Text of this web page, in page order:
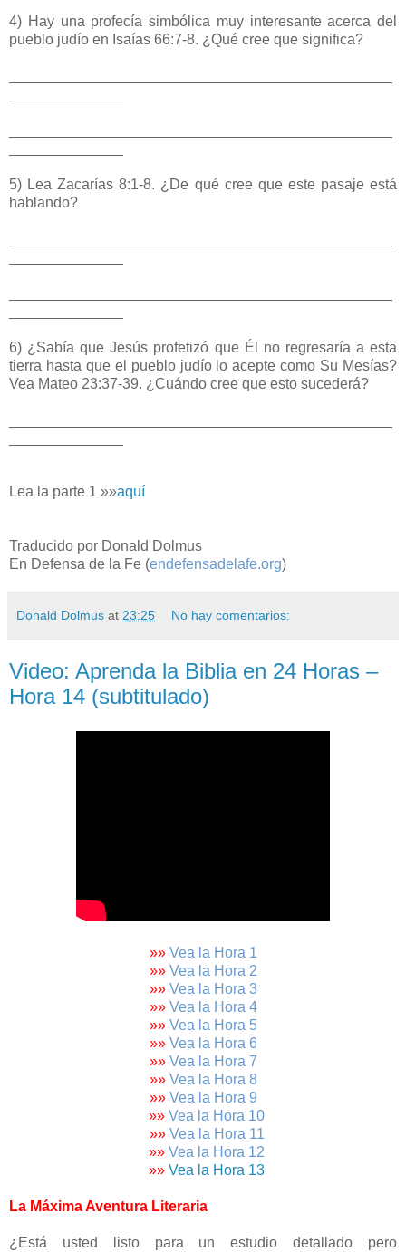
4) Hay una profecía simbólica muy interesante acerca del
pueblo judío en Isaías 66:7-8. ¿Qué cree que significa?
5) Lea Zacarías 8:1-8. ¿De qué cree que este pasaje está
hablando?
6) ¿Sabía que Jesús profetizó que Él no regresaría a esta
tierra hasta que el pueblo judío lo acepte como Su Mesías?
Vea Mateo 23:37-39. ¿Cuándo cree que esto sucederá?
Lea la parte 1 »»aquí
Traducido por Donald Dolmus
En Defensa de la Fe (endefensadelafe.org)
Donald Dolmus at 23:25 No hay comentarios:
Video: Aprenda la Biblia en 24 Horas –
Hora 14 (subtitulado)
»» Vea la Hora 1
»» Vea la Hora 2
»» Vea la Hora 3
»» Vea la Hora 4
»» Vea la Hora 5
»» Vea la Hora 6
»» Vea la Hora 7
»» Vea la Hora 8
»» Vea la Hora 9
»» Vea la Hora 10
»» Vea la Hora 11
»» Vea la Hora 12
»» Vea la Hora 13
La Máxima Aventura Literaria
¿Está usted listo para un estudio detallado pero